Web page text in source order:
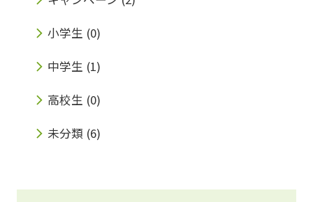
させ、表現させる練習は出来ます。 一度、試
させてもらいたいと思います。 ありがとうご
ざいます。
小学生 (0)
中学生 (1)
高校生 (0)
未分類 (6)